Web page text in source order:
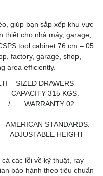
giúp bạn sắp xếp khu vực
thiết cho nhà máy, garage,
tool cabinet 76 cm – 05
factory, garage, shop,
area efficiently.
DRAWERS
315 KGS.
02
STANDARDS.
ADJUSTABLE HEIGHT
các lỗi về kỹ thuật, ray
bảo hành theo tiêu chuẩn